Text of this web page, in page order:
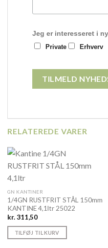
Jeg er interesseret i
Private Erhverv
RELATEREDE VARER
GN KANTINER
1/4GN RUSTFRIT STÅL 150mm
KANTINE 4,1ltr 25022
kr.311,50
TILFØJ TIL KURV